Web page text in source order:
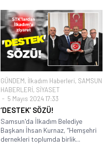
GÜNDEM, İlkadım Haberleri, SAMSUN
HABERLERİ, SİYASET
5 Mayıs 2024 17:33
‘DESTEK’ SÖZÜ!
Samsun'da İlkadım Belediye
Başkanı İhsan Kurnaz, “Hemşehri
dernekleri toplumda birlik...